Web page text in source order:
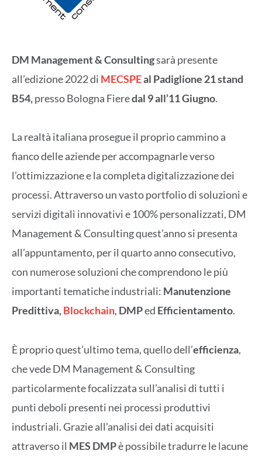
DM Management & Consultingsarà presente
all’edizione 2022 di MECSPEal Padiglione 21stand
B54,presso Bologna Fieredal 9 all’11 Giugno.
La realtà italiana prosegue il proprio cammino a
fianco delle aziende per accompagnarle verso
l’ottimizzazione e la completa digitalizzazione dei
processi. Attraverso un vasto portfolio di soluzioni e
servizi digitali innovativi e 100% personalizzati, DM
Management & Consulting quest’anno si presenta
all’appuntamento, per il quarto anno consecutivo,
con numerose soluzioni che comprendono le più
importanti tematiche industriali: Manutenzione
Predittiva,Blockchain, DMPed Efficientamento.
È proprio quest’ultimo tema, quello dell’efficienza,
che vede DM Management & Consulting
particolarmente focalizzata sull’analisi di tutti i
punti deboli presenti nei processi produttivi
industriali. Grazie all’analisi dei dati acquisiti
attraverso il MES DMPè possibile tradurre le lacune